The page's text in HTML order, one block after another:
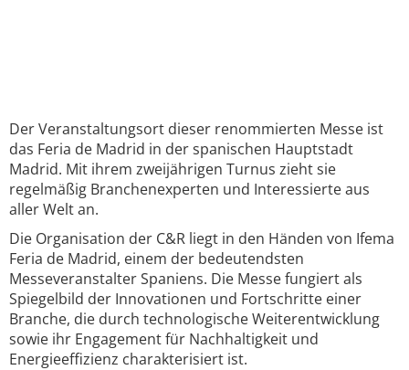
Der Veranstaltungsort dieser renommierten Messe ist
das Feria de Madrid in der spanischen Hauptstadt
Madrid. Mit ihrem zweijährigen Turnus zieht sie
regelmäßig Branchenexperten und Interessierte aus
aller Welt an.
Die Organisation der C&R liegt in den Händen von Ifema
Feria de Madrid, einem der bedeutendsten
Messeveranstalter Spaniens. Die Messe fungiert als
Spiegelbild der Innovationen und Fortschritte einer
Branche, die durch technologische Weiterentwicklung
sowie ihr Engagement für Nachhaltigkeit und
Energieeffizienz charakterisiert ist.